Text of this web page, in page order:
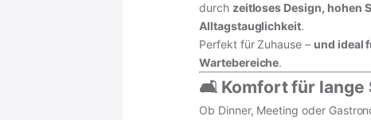
durch zeitloses Design, hohen
Alltagstauglichkeit.
Perfekt für Zuhause – und ideal
Wartebereiche.
🛋️ Komfort für lange
Ob Dinner, Meeting oder